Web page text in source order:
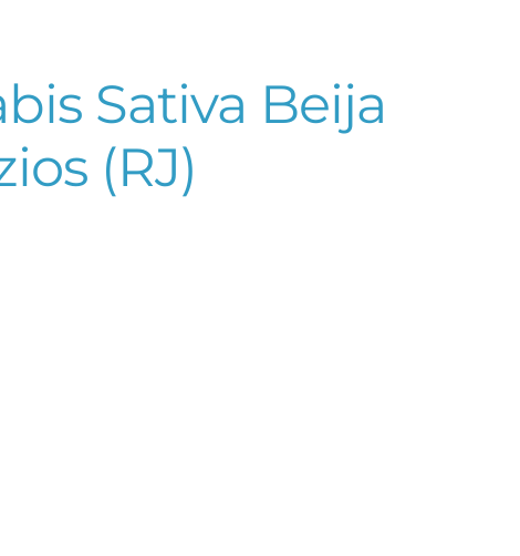
Sativa Beija
(RJ)